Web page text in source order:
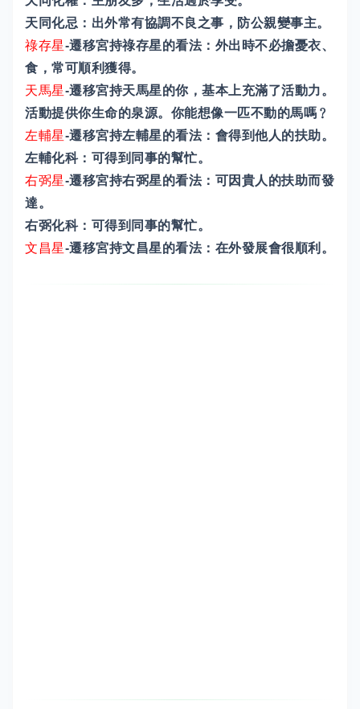
天同化忌：出外常有協調不良之事，防公親變事主。
祿存星-遷移宮持祿存星的看法：外出時不必擔憂衣、
食，常可順利獲得。
天馬星-遷移宮持天馬星的你，基本上充滿了活動力。
活動提供你生命的泉源。你能想像一匹不動的馬嗎﹖
左輔星-遷移宮持左輔星的看法：會得到他人的扶助。
左輔化科：可得到同事的幫忙。
右弼星-遷移宮持右弼星的看法：可因貴人的扶助而發
達。
右弼化科：可得到同事的幫忙。
文昌星-遷移宮持文昌星的看法：在外發展會很順利。